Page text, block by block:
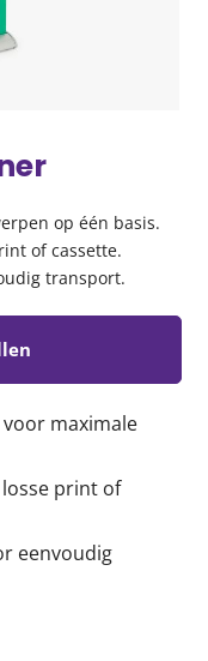
op één basis.
of cassette.
transport.
maximale
print of
eenvoudig